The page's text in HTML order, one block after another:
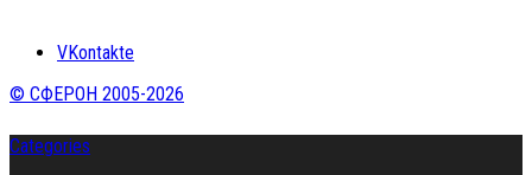
VKontakte
© СФЕРОН 2005-2026
Categories